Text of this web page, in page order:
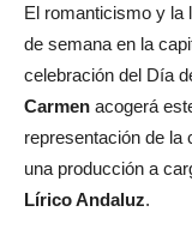
El romanticismo y la
de semana en la
celebración del Día
Carmen acogerá
representación de la
una producción a
Lírico Andaluz.